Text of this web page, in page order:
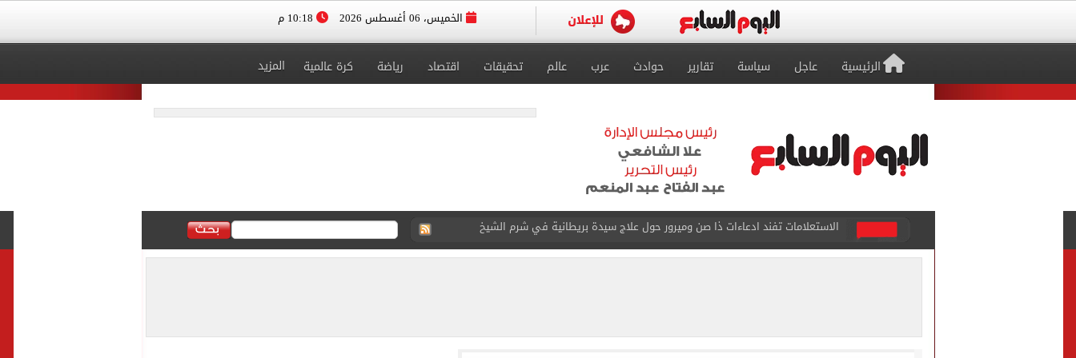
الخميس، 06 أغسطس 2026
الرئيسية عاجل سياسة تقارير حوادث عرب عالم تحقيقات اقتصاد رياضة كرة عالمية المزيد
حكم تصوير الحوادث والمشاجرات ونشرها على مواقع التواصل
محمد هنيدي فى رسالة مؤثرة بعد وفاة شقيقه: إمبارح فقدت أخ وكان حواليا ألف أخ
القومي لتنظيم الاتصالات يعلن إعادة إتاحة خدمة أرقامي عبر تطبيق My NTRA